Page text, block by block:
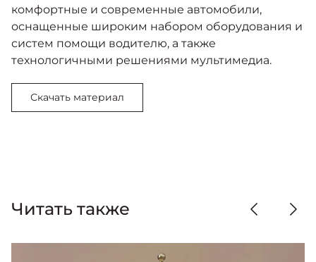
комфортные и современные автомобили,
оснащенные широким набором оборудования и
систем помощи водителю, а также
технологичными решениями мультимедиа.
Скачать материал
Читать также